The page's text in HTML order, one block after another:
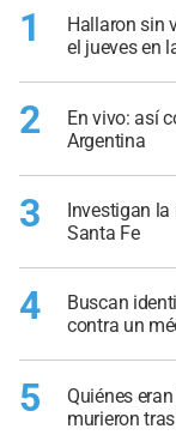
1
Hallaron sin
el jueves en
2
En vivo: así
Argentina
3
Investigan la
Santa Fe
4
Buscan
contra un
5
Quiénes
murieron